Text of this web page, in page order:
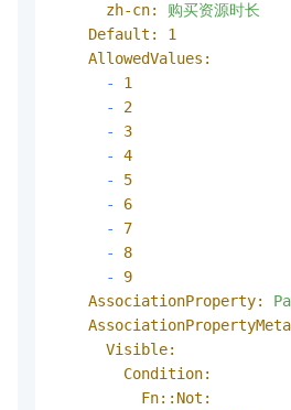
zh-cn:
购买资源时长
Default:
1
AllowedValues:
-
1
-
2
-
3
-
4
-
5
-
6
-
7
-
8
-
9
AssociationProperty:
Visible:
Condition:
Fn::Not: